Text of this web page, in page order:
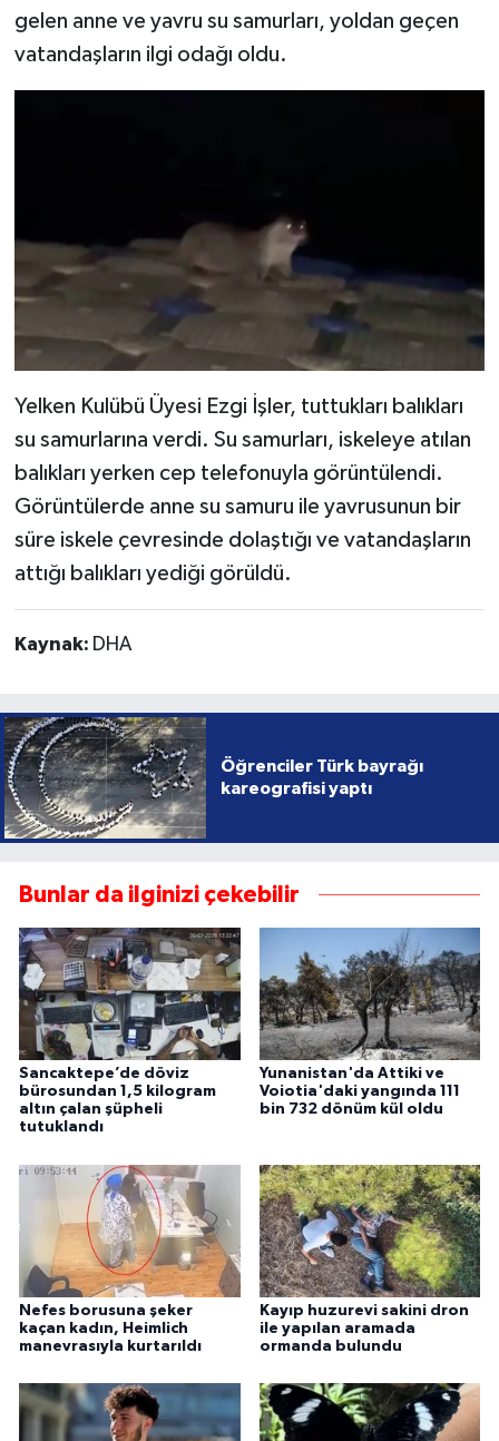
gelen anne ve yavru su samurları, yoldan geçen
vatandaşların ilgi odağı oldu.
Yelken Kulübü Üyesi Ezgi İşler, tuttukları balıkları
su samurlarına verdi. Su samurları, iskeleye atılan
balıkları yerken cep telefonuyla görüntülendi.
Görüntülerde anne su samuru ile yavrusunun bir
süre iskele çevresinde dolaştığı ve vatandaşların
attığı balıkları yediği görüldü.
Kaynak: DHA
Öğrenciler Türk bayrağı
kareografisi yaptı
Bunlar da ilginizi çekebilir
Sancaktepe’de döviz
bürosundan 1,5 kilogram
altın çalan şüpheli
tutuklandı
Yunanistan'da Attiki ve
Voiotia'daki yangında 111
bin 732 dönüm kül oldu
Nefes borusuna şeker
kaçan kadın, Heimlich
manevrasıyla kurtarıldı
Kayıp huzurevi sakini dron
ile yapılan aramada
ormanda bulundu